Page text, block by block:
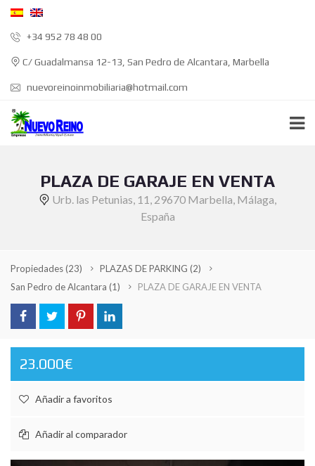
+34 952 78 48 00
C/ Guadalmansa 12-13, San Pedro de Alcantara, Marbella
nuevoreinoinmobiliaria@hotmail.com
PLAZA DE GARAJE EN VENTA
Urb. las Petunias, 11, 29670 Marbella, Málaga,
España
Propiedades(23) PLAZAS DE PARKING (2)
San Pedro de Alcantara (1) PLAZA DE GARAJE EN VENTA
23.000€
Añadir a favoritos
Añadir al comparador